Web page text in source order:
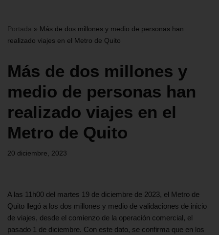
Portada » Más de dos millones y medio de personas han
realizado viajes en el Metro de Quito
Más de dos millones y
medio de personas han
realizado viajes en el
Metro de Quito
20 diciembre, 2023
A las 11h00 del martes 19 de diciembre de 2023, el Metro de
Quito llegó a los dos millones y medio de validaciones de inicio
de viajes, desde el comienzo de la operación comercial, el
pasado 1 de diciembre. Con este dato, se confirma que en los